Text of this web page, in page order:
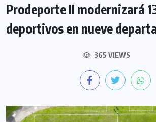
Prodeporte II modernizará
deportivos en nueve
365 VIEWS